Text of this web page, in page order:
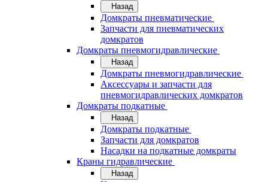
Назад
Домкраты пневматические
Запчасти для пневматических
домкратов
Домкраты пневмогидравлические
Назад
Домкраты пневмогидравлические
Аксессуары и запчасти для
пневмогидравлических домкратов
Домкраты подкатные
Назад
Домкраты подкатные
Запчасти для домкратов
Насадки на подкатные домкраты
Краны гидравлические
Назад